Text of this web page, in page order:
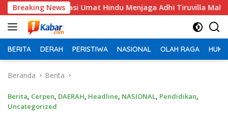
Langsung
ke
konten
Breaking NewsUmat Hindu Menjaga Adhi Tiruvilla Maha Puja
BERITA DERAH PERISTIWA NASIONAL OLAH RAGA
Beranda Berita
Berita, Cerpen, DAERAH, Headline, NASIONAL, Pendidikan,
Uncategorized